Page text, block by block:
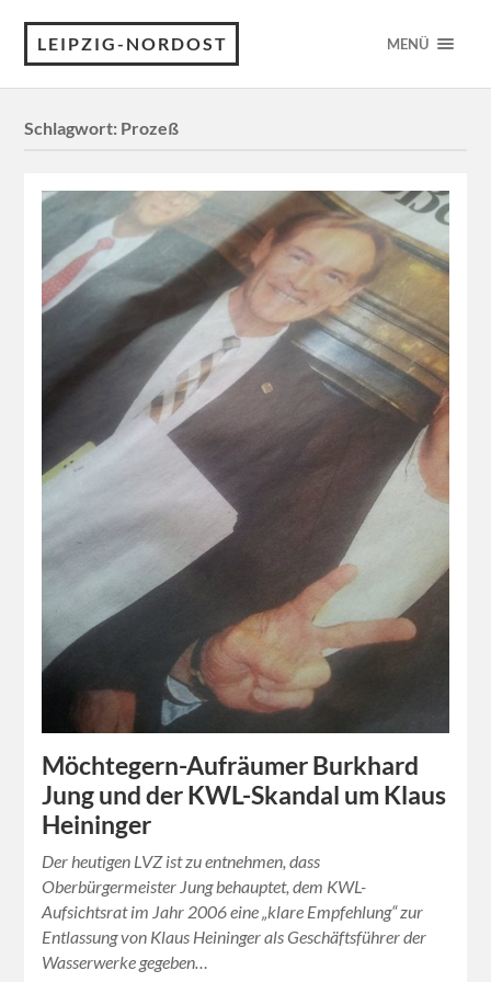
LEIPZIG-NORDOST MENÜ
Schlagwort: Prozeß
Möchtegern-Aufräumer Burkhard
Jung und der KWL-Skandal um Klaus
Heininger
Der heutigen LVZ ist zu entnehmen, dass
Oberbürgermeister Jung behauptet, dem KWL-
Aufsichtsrat im Jahr 2006 eine „klare Empfehlung“ zur
Entlassung von Klaus Heininger als Geschäftsführer der
Wasserwerke gegeben…